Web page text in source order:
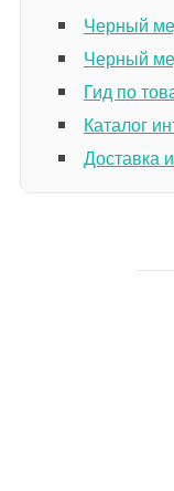
Черный
Черный
Гид по
Каталог
Доставка